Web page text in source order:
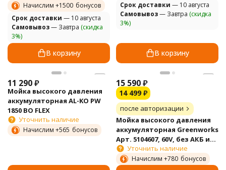
Начислим +1500 бонусов
Cрок доставки — 10 августа
Самовывоз— Завтра (скидка
3%)
В корзину
Cрок доставки — 10 августа
Самовывоз— Завтра (скидка
3%)
В корзину
11 290₽
Мойка высокого давления
аккумуляторная AL-KO PW
1850 BO FLEX
Уточнить наличие
Начислим +565 бонусов
15 590₽
14 499 ₽
после авторизации
Мойка высокого давления
аккумуляторная Greenworks
Арт. 5104607, 60V, без АКБ и
ЗУ Уточнить наличие
Начислим +780 бонусов